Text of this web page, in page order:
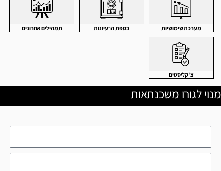
מערכת שימושיות כספת הרעיונות תמהילים אחרונים
צ'קליסטים
מנוי לגורו משכנתאות